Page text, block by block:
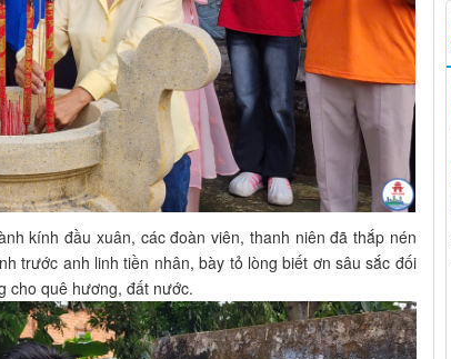
kính đầu xuân, các đoàn viên, thanh niên đã thắp nén
trước anh linh tiền nhân, bày tỏ lòng biết ơn sâu sắc đối
cho quê hương, đất nước.